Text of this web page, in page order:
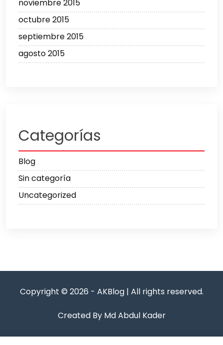
noviembre 2015
octubre 2015
septiembre 2015
agosto 2015
Categorías
Blog
Sin categoría
Uncategorized
Copyright © 2026 - AKBlog | All rights reserved.
Created By Md Abdul Kader